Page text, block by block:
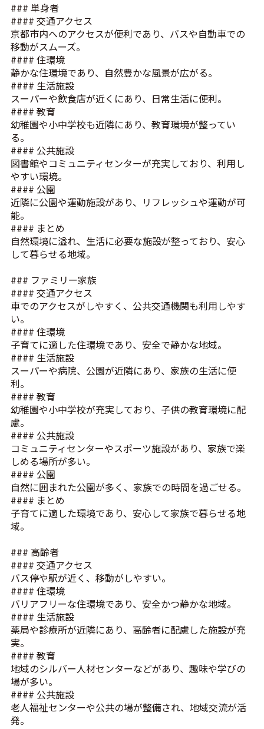
### 単身者
#### 交通アクセス
京都市内へのアクセスが便利であり、バスや自動車での
移動がスムーズ。
#### 住環境
静かな住環境であり、自然豊かな風景が広がる。
#### 生活施設
スーパーや飲食店が近くにあり、日常生活に便利。
#### 教育
幼稚園や小中学校も近隣にあり、教育環境が整ってい
る。
#### 公共施設
図書館やコミュニティセンターが充実しており、利用し
やすい環境。
#### 公園
近隣に公園や運動施設があり、リフレッシュや運動が可
能。
#### まとめ
自然環境に溢れ、生活に必要な施設が整っており、安心
して暮らせる地域。
### ファミリー家族
#### 交通アクセス
車でのアクセスがしやすく、公共交通機関も利用しやす
い。
#### 住環境
子育てに適した住環境であり、安全で静かな地域。
#### 生活施設
スーパーや病院、公園が近隣にあり、家族の生活に便
利。
#### 教育
幼稚園や小中学校が充実しており、子供の教育環境に配
慮。
#### 公共施設
コミュニティセンターやスポーツ施設があり、家族で楽
しめる場所が多い。
#### 公園
自然に囲まれた公園が多く、家族での時間を過ごせる。
#### まとめ
子育てに適した環境であり、安心して家族で暮らせる地
域。
### 高齢者
#### 交通アクセス
バス停や駅が近く、移動がしやすい。
#### 住環境
バリアフリーな住環境であり、安全かつ静かな地域。
#### 生活施設
薬局や診療所が近隣にあり、高齢者に配慮した施設が充
実。
#### 教育
地域のシルバー人材センターなどがあり、趣味や学びの
場が多い。
#### 公共施設
老人福祉センターや公共の場が整備され、地域交流が活
発。